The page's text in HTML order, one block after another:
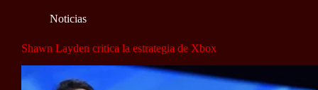
Noticias
Shawn Layden critica la estrategia de Xbox